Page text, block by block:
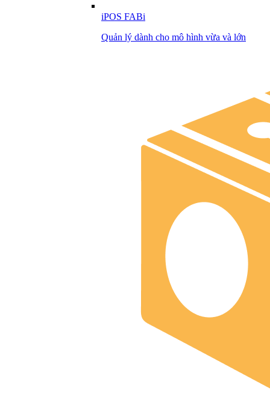
iPOS FABi
Quản lý dành cho mô hình vừa và lớn